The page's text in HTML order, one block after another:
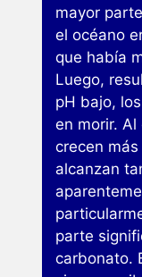
mayor
el océano
que había
Luego,
pH bajo,
en morir.
crecen
alcanzan
parte
carbonato.